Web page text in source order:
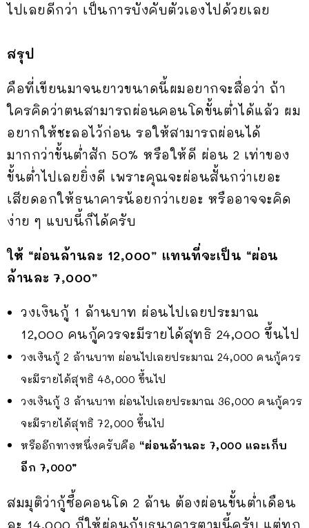
ไปเลยดีกว่า เป็นการบังคับตัวเองไปด้วยเลย
สรุป
คือที่เขียนมาจนยาวขนาดนี้ผมอยากจะสื่อว่า ถ้า
ใครคิดว่าตนสามารถผ่อนคอนโดขั้นต่ำได้แล้ว ผม
อยากให้ชะลอไว้ก่อน รอให้สามารถผ่อนได้
มากกว่าขั้นต่ำสัก 50% หรือให้ดี ผ่อน 2 เท่าของ
ขั้นต่ำไปเลยยิ่งดี เพราะคุณจะผ่อนสั้นกว่าเยอะ
เสียดอกให้ธนาคารน้อยกว่าเยอะ หรืออาจจะคิด
ง่าย ๆ แบบนี้ก็ได้ครับ
ให้ “ผ่อนล้านละ 12,000” แทนที่จะเป็น “ผ่อน
ล้านละ 7,000”
วงเงินกู้ 1 ล้านบาท ผ่อนไปเลยประมาณ
12,000 คนกู้ควรจะมีรายได้สุทธิ 24,000 ขึ้นไป
วงเงินกู้ 2 ล้านบาท ผ่อนไปเลยประมาณ 24,000 คนกู้ควร
จะมีรายได้สุทธิ 48,000 ขึ้นไป
วงเงินกู้ 3 ล้านบาท ผ่อนไปเลยประมาณ 36,000 คนกู้ควร
จะมีรายได้สุทธิ 72,000 ขึ้นไป
หรืออีกทางหนึ่งครับคือ “ผ่อนล้านละ 7,000 และเก็บ
อีก 7,000”
สมมุติว่ากู้ซื้อคอนโด 2 ล้าน ต้องผ่อนขั้นต่ำเดือน
ละ 14,000 ก็ให้ผ่อนกับธนาคารตามนี้ครับ แต่ทุก